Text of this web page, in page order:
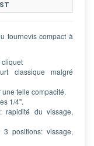
tournevis compact à
cliquet
classique malgré
telle compacité.
1/4''.
rapidité du vissage,
positions: vissage,